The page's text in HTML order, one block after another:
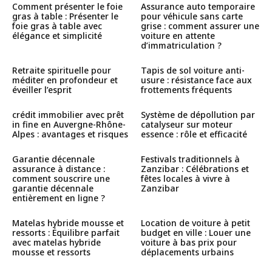
Comment présenter le foie
gras à table : Présenter le
foie gras à table avec
élégance et simplicité
Assurance auto temporaire
pour véhicule sans carte
grise : comment assurer une
voiture en attente
d’immatriculation ?
Retraite spirituelle pour
méditer en profondeur et
éveiller l’esprit
Tapis de sol voiture anti-
usure : résistance face aux
frottements fréquents
crédit immobilier avec prêt
in fine en Auvergne-Rhône-
Alpes : avantages et risques
Système de dépollution par
catalyseur sur moteur
essence : rôle et efficacité
Garantie décennale
assurance à distance :
comment souscrire une
garantie décennale
entièrement en ligne ?
Festivals traditionnels à
Zanzibar : Célébrations et
fêtes locales à vivre à
Zanzibar
Matelas hybride mousse et
ressorts : Équilibre parfait
avec matelas hybride
mousse et ressorts
Location de voiture à petit
budget en ville : Louer une
voiture à bas prix pour
déplacements urbains